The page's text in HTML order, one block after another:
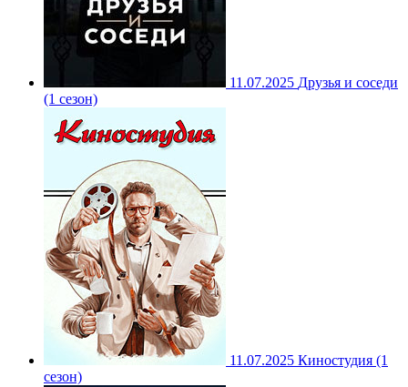
11.07.2025 Друзья и соседи
(1 сезон)
11.07.2025 Киностудия (1
сезон)